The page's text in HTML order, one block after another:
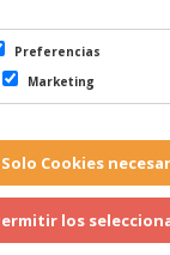
Condiciones de
Privacidad
Todos los
Preferencias
Marketing